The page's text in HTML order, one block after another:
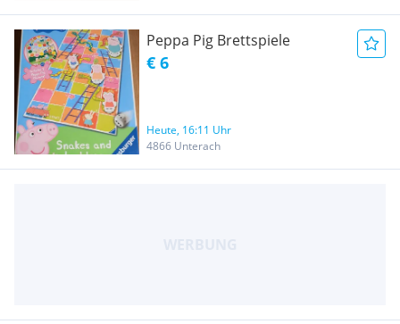
Peppa Pig Brettspiele
€ 6
Heute, 16:11 Uhr
4866 Unterach